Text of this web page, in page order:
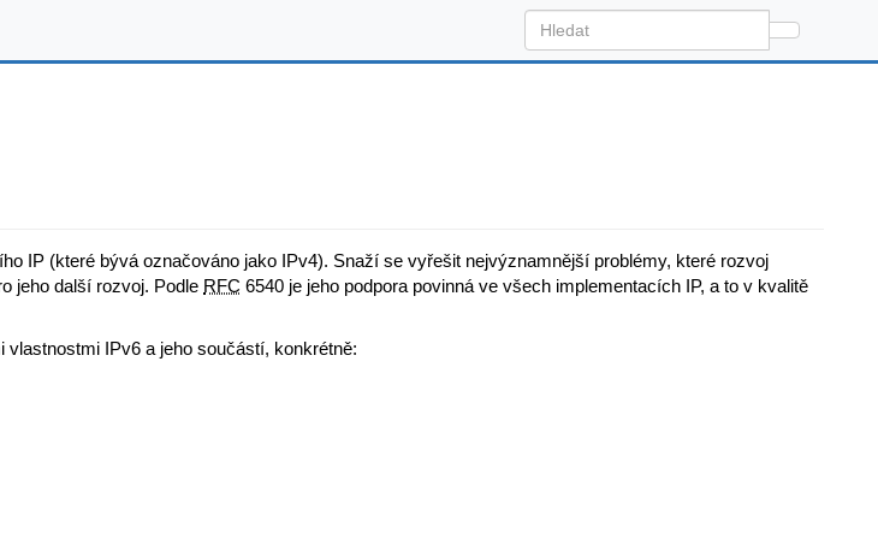
IP (které bývá označováno jako IPv4). Snaží se vyřešit nejvýznamnější problémy, které rozvoj
jeho další rozvoj. Podle RFC 6540 je jeho podpora povinná ve všech implementacích IP, a to v kvalitě
IPv6 a jeho součástí, konkrétně: